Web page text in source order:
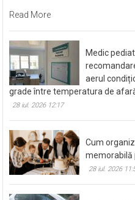
Read More
Medic
aerul
grade între temperatura de
28 iul. 2026 12:17
Cum
memorabilă
28 iul. 2026